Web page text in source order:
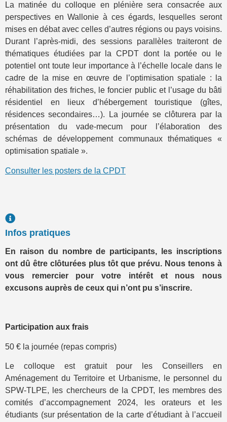
La matinée du colloque en plénière sera consacrée aux
perspectives en Wallonie à ces égards, lesquelles seront
mises en débat avec celles d’autres régions ou pays voisins.
Durant l’après-midi, des sessions parallèles traiteront de
thématiques étudiées par la CPDT dont la portée ou le
potentiel ont toute leur importance à l’échelle locale dans le
cadre de la mise en œuvre de l’optimisation spatiale : la
réhabilitation des friches, le foncier public et l’usage du bâti
résidentiel en lieux d’hébergement touristique (gîtes,
résidences secondaires…). La journée se clôturera par la
présentation du vade-mecum pour l’élaboration des
schémas de développement communaux thématiques «
optimisation spatiale ».
Consulter les posters de la CPDT
Infos pratiques
En raison du nombre de participants, les inscriptions
ont dû être clôturées plus tôt que prévu. Nous tenons à
vous remercier pour votre intérêt et nous nous
excusons auprès de ceux qui n’ont pu s’inscrire.
Participation aux frais
50 € la journée (repas compris)
Le colloque est gratuit pour les Conseillers en
Aménagement du Territoire et Urbanisme, le personnel du
SPW-TLPE, les chercheurs de la CPDT, les membres des
comités d’accompagnement 2024, les orateurs et les
étudiants (sur présentation de la carte d’étudiant à l’accueil